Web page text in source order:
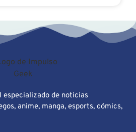
especializado de noticias
anime, manga, esports, cómics,